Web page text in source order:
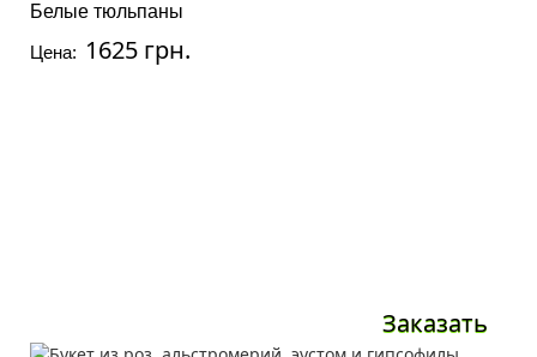
Белые тюльпаны
Цена: 1625 грн.
Заказать